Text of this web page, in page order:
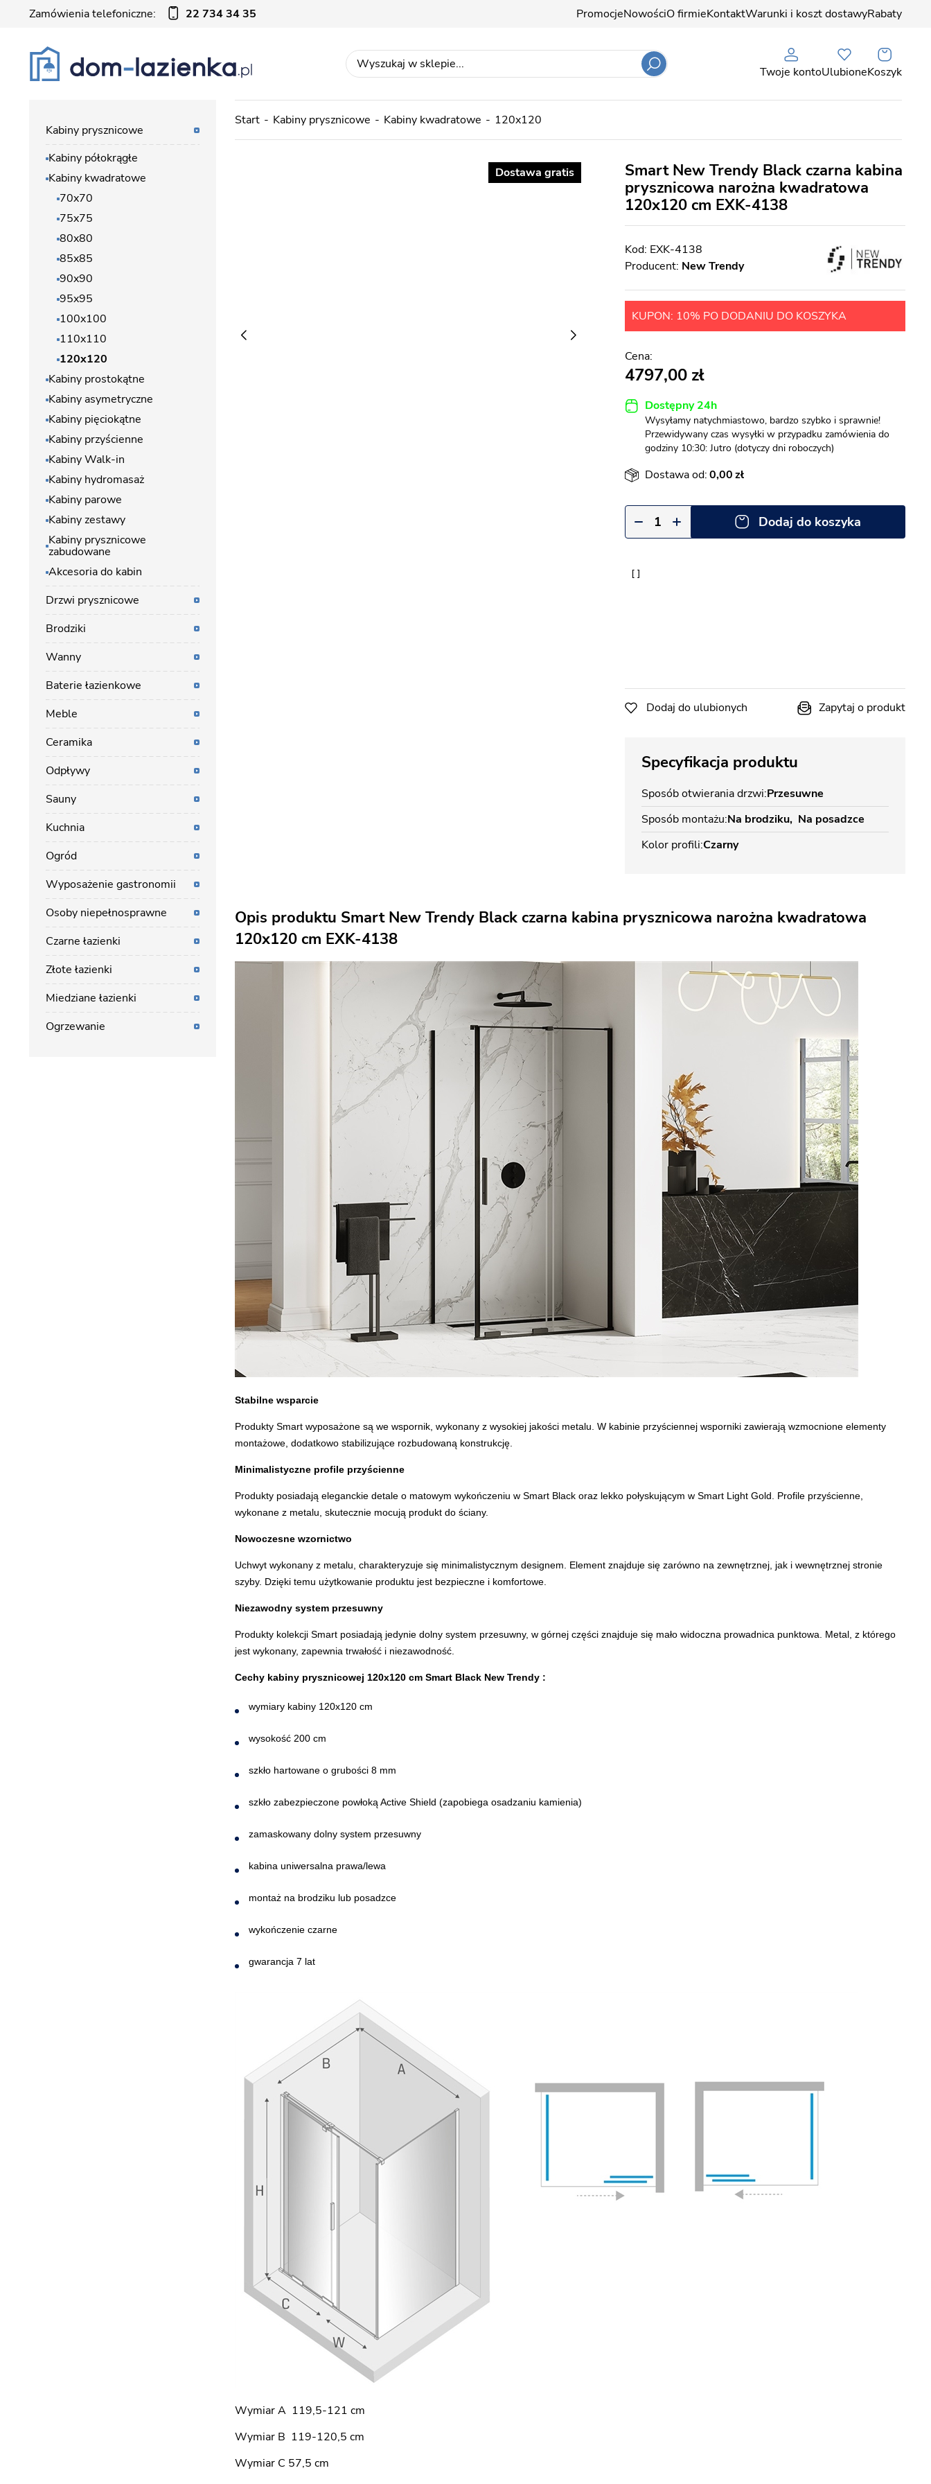
Zamówienia telefoniczne: 22 734 34 35 PromocjeNowościO firmieKontaktWarunki i koszt dostawyRabaty
Twoje kontoUlubioneKoszyk
Start Kabiny prysznicowe Kabiny kwadratowe 120x120
Dostawa gratis
Smart New Trendy Black czarna kabina
prysznicowa narożna kwadratowa
120x120 cm EXK-4138
EXK-4138
Producent: New Trendy
KUPON: 10% PO DODANIU DO KOSZYKA
4797,00
Dostępny 24h
Wysyłamy natychmiastowo, bardzo szybko i sprawnie!
Przewidywany czas wysyłki w przypadku zamówienia do
godziny 10:30: Jutro (dotyczy dni roboczych)
Dostawa od:0,00
Dodaj do koszyka
Dodaj do ulubionych Zapytaj o produkt
Specyfikacja produktu
Sposób otwierania drzwi Przesuwne
Sposób montażu Na brodziku Na posadzce
Kolor profili Czarny
Opis produktu Smart New Trendy Black czarna kabina prysznicowa narożna kwadratowa
120x120 cm EXK-4138
Stabilne wsparcie
Produkty Smart wyposażone są we wspornik, wykonany z wysokiej jakości metalu. W kabinie przyściennej wsporniki zawierają wzmocnione elementy
montażowe, dodatkowo stabilizujące rozbudowaną konstrukcję.
Minimalistyczne profile przyścienne
Produkty posiadają eleganckie detale o matowym wykończeniu w Smart Black oraz lekko połyskującym w Smart Light Gold. Profile przyścienne,
wykonane z metalu, skutecznie mocują produkt do ściany.
Nowoczesne wzornictwo
Uchwyt wykonany z metalu, charakteryzuje się minimalistycznym designem. Element znajduje się zarówno na zewnętrznej, jak i wewnętrznej stronie
szyby. Dzięki temu użytkowanie produktu jest bezpieczne i komfortowe.
Niezawodny system przesuwny
Produkty kolekcji Smart posiadają jedynie dolny system przesuwny, w górnej części znajduje się mało widoczna prowadnica punktowa. Metal, z którego
jest wykonany, zapewnia trwałość i niezawodność.
Cechy kabiny prysznicowej 120x120 cm Smart Black New Trendy :
wymiary kabiny 120x120 cm
wysokość 200 cm
szkło hartowane o grubości 8 mm
szkło zabezpieczone powłoką Active Shield (zapobiega osadzaniu kamienia)
zamaskowany dolny system przesuwny
kabina uniwersalna prawa/lewa
montaż na brodziku lub posadzce
wykończenie czarne
gwarancja 7 lat
Wymiar A 119,5-121 cm
Wymiar B 119-120,5 cm
Wymiar C 57,5 cm
Kabiny prysznicowe
Kabiny półokrągłe
Kabiny kwadratowe
70x70
75x75
80x80
85x85
90x90
95x95
100x100
110x110
120x120
Kabiny prostokątne
Kabiny asymetryczne
Kabiny pięciokątne
Kabiny przyścienne
Kabiny Walk-in
Kabiny hydromasaż
Kabiny parowe
Kabiny zestawy
Kabiny prysznicowe
zabudowane
Akcesoria do kabin
Drzwi prysznicowe
Brodziki
Wanny
Baterie łazienkowe
Meble
Ceramika
Odpływy
Sauny
Kuchnia
Ogród
Wyposażenie gastronomii
Osoby niepełnosprawne
Czarne łazienki
Złote łazienki
Miedziane łazienki
Ogrzewanie